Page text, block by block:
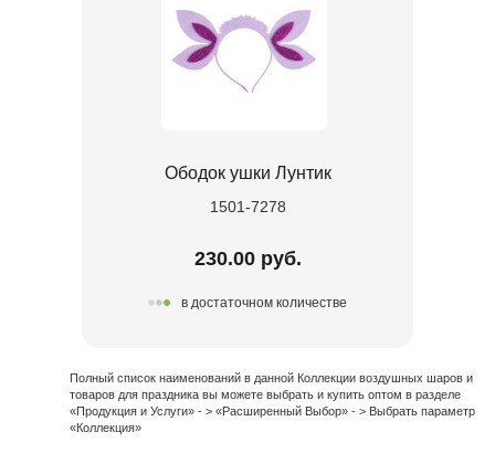
Ободок ушки Лунтик
1501-7278
230.00 руб.
в достаточном количестве
Полный список наименований в данной Коллекции воздушных шаров и
товаров для праздника вы можете выбрать и купить оптом в разделе
«Продукция и Услуги» - > «Расширенный Выбор» - > Выбрать параметр
«Коллекция»